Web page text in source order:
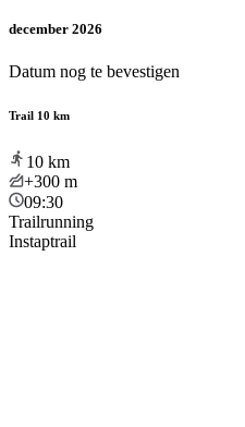
december 2026
Datum nog te bevestigen
Trail 10 km
10 km
+300 m
09:30
Trailrunning
Instaptrail